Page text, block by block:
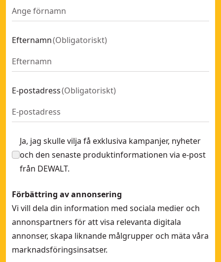
Efternamn(Obligatoriskt)
E-postadress(Obligatoriskt)
Ja, jag skulle vilja få exklusiva kampanjer, nyheter
och den senaste produktinformationen via e-post
från DEWALT.
Förbättring av annonsering
Vi vill dela din information med sociala medier och
annonspartners för att visa relevanta digitala
annonser, skapa liknande målgrupper och mäta våra
marknadsföringsinsatser.